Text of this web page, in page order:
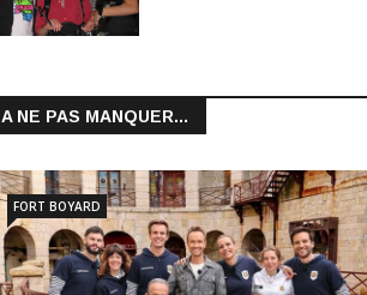
A NE PAS MANQUER...
FORT BOYARD